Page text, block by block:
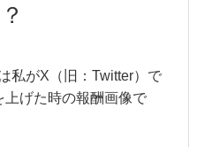
私がX（旧：Twitter）で
げた時の報酬画像で